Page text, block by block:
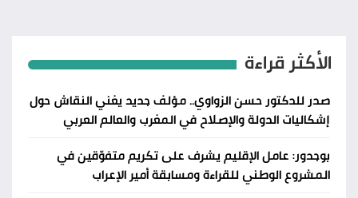
الأكثر قراءة
صدر للدكتور حسن الزواوي.. مؤلف جديد يغني النقاش حول
إشكاليات الدولة والإصلاح في المغرب والعالم العربي
بوجدور: عامل الإقليم يشرف على تكريم متفوّقين في
المشروع الوطني للقراءة ومسابقة أمير الإعراب